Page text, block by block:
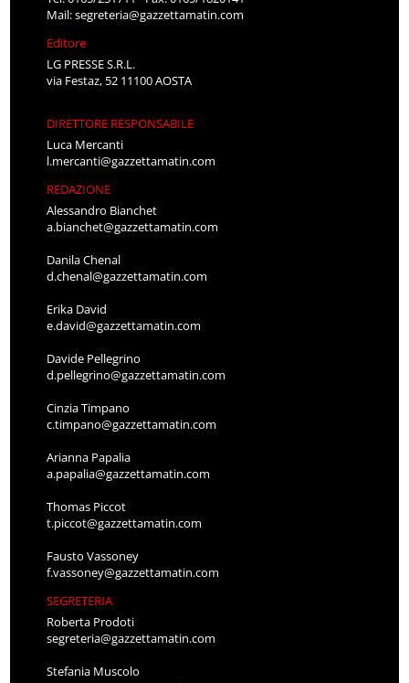
Mail:segreteria@gazzettamatin.com
Editore
LG PRESSE S.R.L.
via Festaz, 52 11100 AOSTA
DIRETTORE RESPONSABILE
Luca Mercanti
l.mercanti@gazzettamatin.com
REDAZIONE
Alessandro Bianchet
a.bianchet@gazzettamatin.com
Danila Chenal
d.chenal@gazzettamatin.com
Erika David
e.david@gazzettamatin.com
Davide Pellegrino
d.pellegrino@gazzettamatin.com
Cinzia Timpano
c.timpano@gazzettamatin.com
Arianna Papalia
a.papalia@gazzettamatin.com
Thomas Piccot
t.piccot@gazzettamatin.com
Fausto Vassoney
f.vassoney@gazzettamatin.com
SEGRETERIA
Roberta Prodoti
segreteria@gazzettamatin.com
Stefania Muscolo